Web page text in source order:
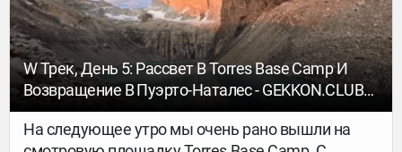
W Трек, День 5: Рассвет В Torres Base Camp И
Возвращение В Пуэрто-Наталес - GEKKON.CLUB
ТУР
На следующее утро мы очень рано вышли на